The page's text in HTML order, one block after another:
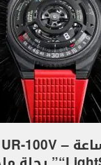
ساعة UR-100V –